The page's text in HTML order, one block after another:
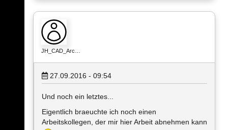
JH_CAD_Arc…
27.09.2016 - 09:54
Und noch ein letztes...
Eigentlich braeuchte ich noch einen
Arbeitskollegen, der mir hier Arbeit abnehmen kann